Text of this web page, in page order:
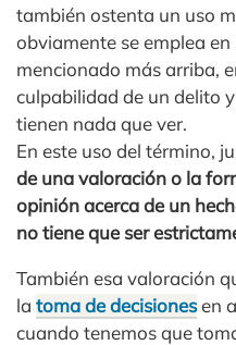
también ostenta un uso
obviamente se emplea
mencionado más arriba,
culpabilidad de un delito
tienen nada que ver.
En este uso del término,
de una valoración o la
opinión acerca de un
no tiene que ser
También esa valoración
la toma de decisionesen
cuando tenemos que